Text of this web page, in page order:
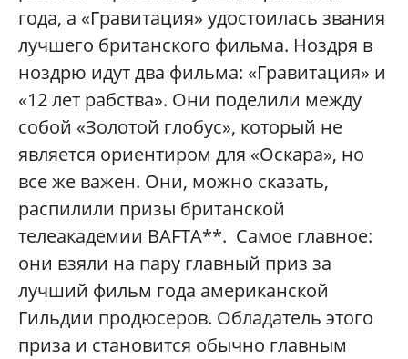
года, а «Гравитация» удостоилась звания
лучшего британского фильма. Ноздря в
ноздрю идут два фильма: «Гравитация» и
«12 лет рабства». Они поделили между
собой «Золотой глобус», который не
является ориентиром для «Оскара», но
все же важен. Они, можно сказать,
распилили призы британской
телеакадемии BAFTA**. Самое главное:
они взяли на пару главный приз за
лучший фильм года американской
Гильдии продюсеров. Обладатель этого
приза и становится обычно главным